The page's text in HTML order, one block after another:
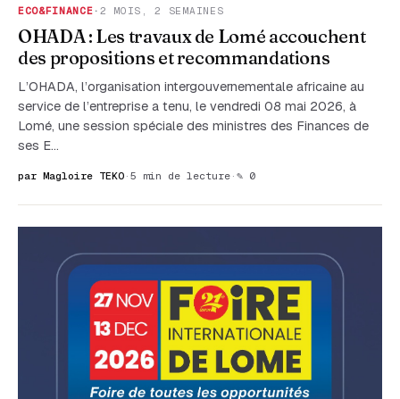
ECO&FINANCE ·2 MOIS, 2 SEMAINES
OHADA : Les travaux de Lomé accouchent
des propositions et recommandations
L’OHADA, l’organisation intergouvernementale africaine au
service de l’entreprise a tenu, le vendredi 08 mai 2026, à
Lomé, une session spéciale des ministres des Finances de
ses E…
par Magloire TEKO · 5 min de lecture · ✎ 0